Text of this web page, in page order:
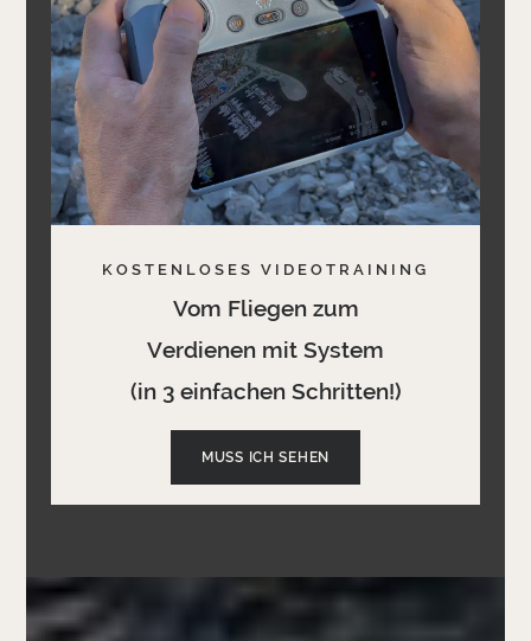
KOSTENLOSES VIDEOTRAINING
Vom Fliegen zum
Verdienen mit System
(in 3 einfachen Schritten!)
MUSS ICH SEHEN